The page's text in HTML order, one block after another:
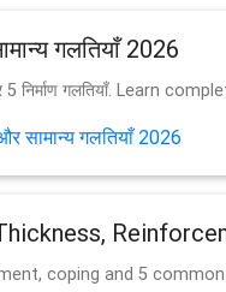
गलतियाँ 2026
5 निर्माण गलतियाँ. Learn
सामान्य गलतियाँ 2026
coping and 5